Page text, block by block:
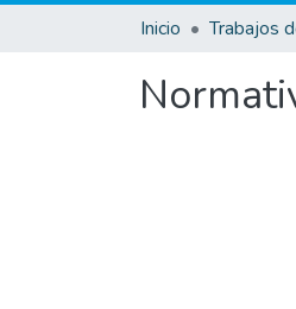
Inicio Trabajos